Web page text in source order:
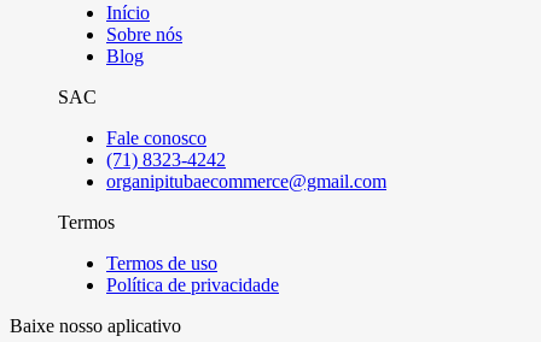
Início
Sobre nós
Blog
SAC
Fale conosco
(71) 8323-4242
organipitubaecommerce@gmail.com
Termos
Termos de uso
Política de privacidade
Baixe nosso aplicativo